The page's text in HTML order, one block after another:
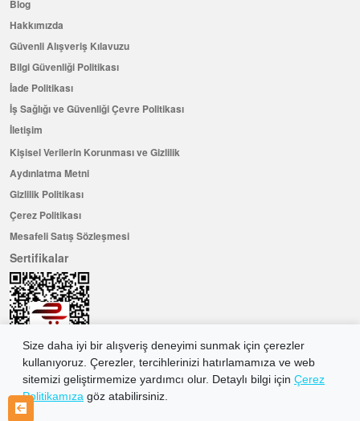
Size daha iyi bir alışveriş deneyimi sunmak için çerezler
kullanıyoruz. Çerezler, tercihlerinizi hatırlamamıza ve web
sitemizi geliştirmemize yardımcı olur. Detaylı bilgi için Çerez
Politikamıza göz atabilirsiniz.
Blog
Hakkımızda
Güvenli Alışveriş Kılavuzu
Bilgi Güvenliği Politikası
İade Politikası
İş Sağlığı ve Güvenliği Çevre Politikası
İletişim
Kişisel Verilerin Korunması ve Gizlilik
Aydınlatma Metni
Gizlilik Politikası
Çerez Politikası
Mesafeli Satış Sözleşmesi
Sertifikalar
Hemen Üye Olun ...ve 100 ₺ değerinde indirim kuponu kazanın